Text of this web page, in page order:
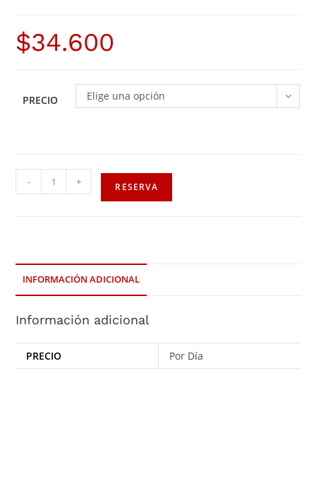
$34.600
PRECIO Elige una opción
- + RESERVA
INFORMACIÓN ADICIONAL
Información adicional
PRECIO Por Día